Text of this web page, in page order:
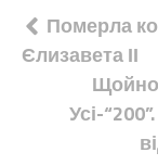
записів
Померла
Єлизавета ІІ
Усі-